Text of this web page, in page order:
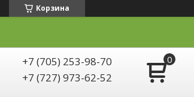
Корзина
+7 (705) 253-98-70
+7 (727) 973-62-52